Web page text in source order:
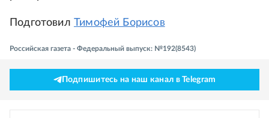
Подготовил Тимофей Борисов
Российская газета - Федеральный выпуск: №192(8543)
Подпишитесь на наш канал в Telegram